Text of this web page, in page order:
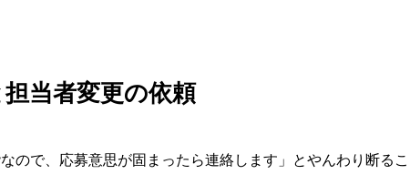
当者変更の依頼
ので、応募意思が固まったら連絡します」とやんわり断るこ